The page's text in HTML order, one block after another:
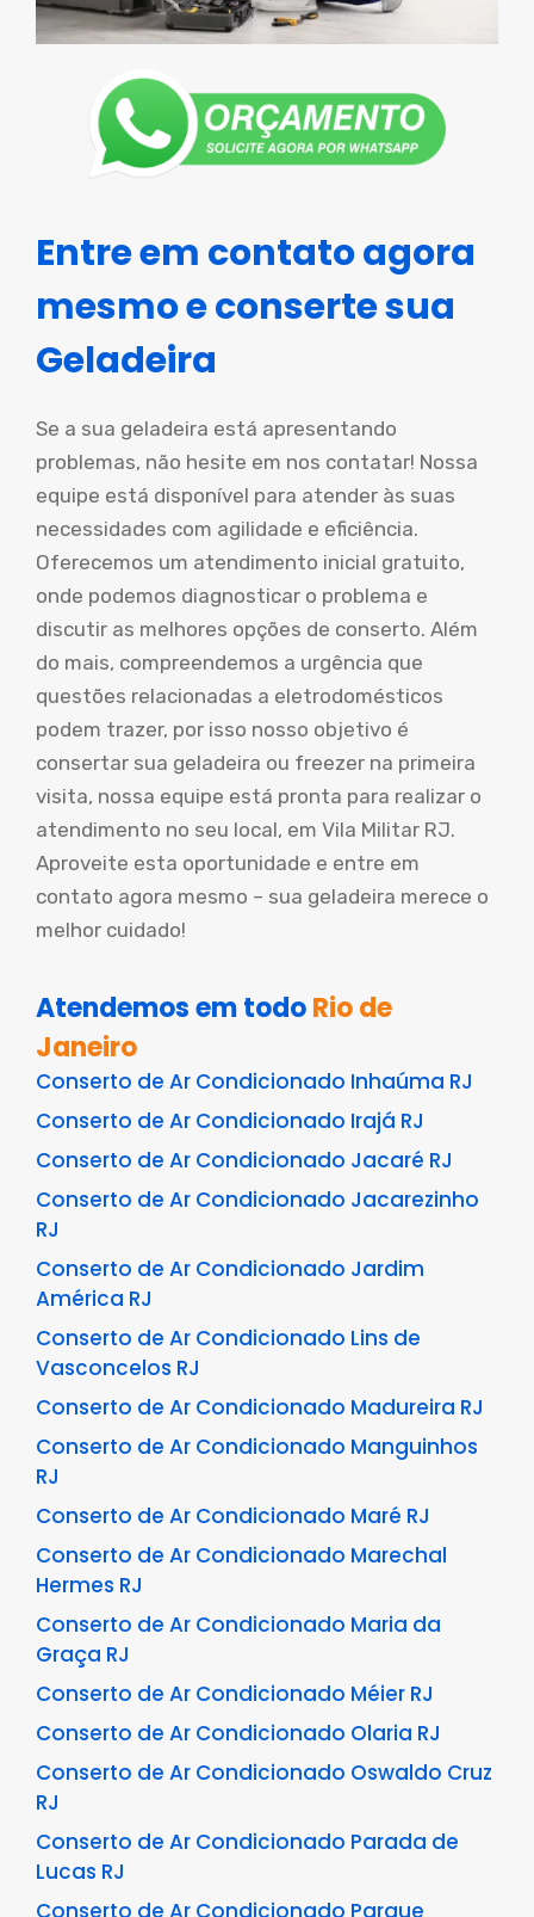
Entre em contato agora
mesmo e conserte sua
Geladeira
Se a sua geladeira está apresentando
problemas, não hesite em nos contatar! Nossa
equipe está disponível para atender às suas
necessidades com agilidade e eficiência.
Oferecemos um atendimento inicial gratuito,
onde podemos diagnosticar o problema e
discutir as melhores opções de conserto. Além
do mais, compreendemos a urgência que
questões relacionadas a eletrodomésticos
podem trazer, por isso nosso objetivo é
consertar sua geladeira ou freezer na primeira
visita, nossa equipe está pronta para realizar o
atendimento no seu local, em Vila Militar RJ.
Aproveite esta oportunidade e entre em
contato agora mesmo – sua geladeira merece o
melhor cuidado!
Atendemos em todoRio de
Janeiro
Conserto de Ar Condicionado Inhaúma RJ
Conserto de Ar Condicionado Irajá RJ
Conserto de Ar Condicionado Jacaré RJ
Conserto de Ar Condicionado Jacarezinho
RJ
Conserto de Ar Condicionado Jardim
América RJ
Conserto de Ar Condicionado Lins de
Vasconcelos RJ
Conserto de Ar Condicionado Madureira RJ
Conserto de Ar Condicionado Manguinhos
RJ
Conserto de Ar Condicionado Maré RJ
Conserto de Ar Condicionado Marechal
Hermes RJ
Conserto de Ar Condicionado Maria da
Graça RJ
Conserto de Ar Condicionado Méier RJ
Conserto de Ar Condicionado Olaria RJ
Conserto de Ar Condicionado Oswaldo Cruz
RJ
Conserto de Ar Condicionado Parada de
Lucas RJ
Conserto de Ar Condicionado Parque